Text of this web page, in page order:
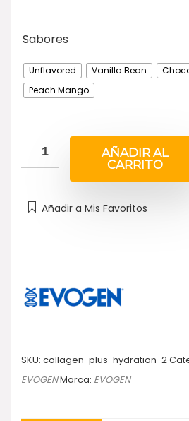
Sabores
Unflavored Vanilla Bean
Peach Mango
AÑADIR AL
CARRITO
Añadir a Mis Favoritos
SKU: collagen-plus-hydration-2
EVOGENMarca: EVOGEN